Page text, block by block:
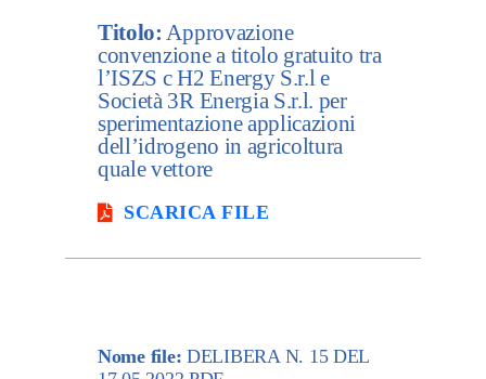
Titolo: Approvazione
convenzione a titolo gratuito tra
l’ISZS c H2 Energy S.r.l e
Società 3R Energia S.r.l. per
sperimentazione applicazioni
dell’idrogeno in agricoltura
quale vettore
SCARICA FILE
Nome file: DELIBERA N. 15 DEL